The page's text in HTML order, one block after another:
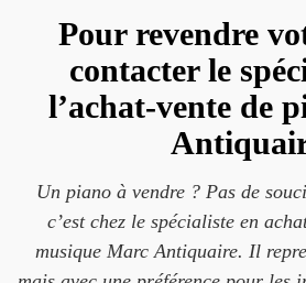
Pour revendre
contacter le
l’achat-vente de
Un piano à vendre ? Pas de
c’est chez le spécialiste en
musique Marc Antiquaire. Il